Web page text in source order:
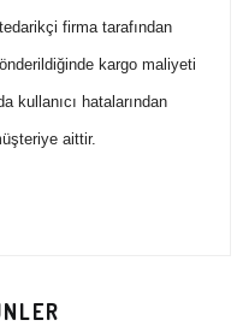
firma tarafından
kargo maliyeti
kullanıcı hatalarından
aittir.